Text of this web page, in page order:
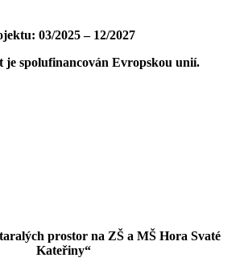
03/2025 – 12/2027
je spolufinancován Evropskou unií.
prostor na ZŠ a MŠ Hora Svaté
Kateřiny“